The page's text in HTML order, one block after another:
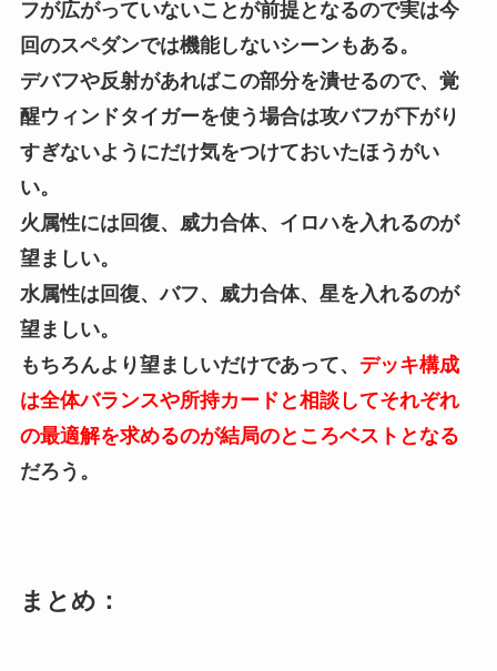
フが広がっていないことが前提となるので実は今
回のスペダンでは機能しないシーンもある。
デバフや反射があればこの部分を潰せるので、覚
醒ウィンドタイガーを使う場合は攻バフが下がり
すぎないようにだけ気をつけておいたほうがい
い。
火属性には回復、威力合体、イロハを入れるのが
望ましい。
水属性は回復、バフ、威力合体、星を入れるのが
望ましい。
もちろんより望ましいだけであって、 デッキ構成
は全体バランスや所持カードと相談してそれぞれ
の最適解を求めるのが結局のところベストとなる
だろう。
まとめ：